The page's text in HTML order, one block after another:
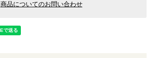
商品についてのお問い合わせ